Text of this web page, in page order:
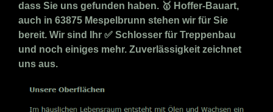
dass Sie uns gefunden haben. 🥇 Hoffer-Bauart,
auch in 63875 Mespelbrunn stehen wir für Sie
bereit. Wir sind Ihr ✅ Schlosser für Treppenbau
und noch einiges mehr. Zuverlässigkeit zeichnet
uns aus.